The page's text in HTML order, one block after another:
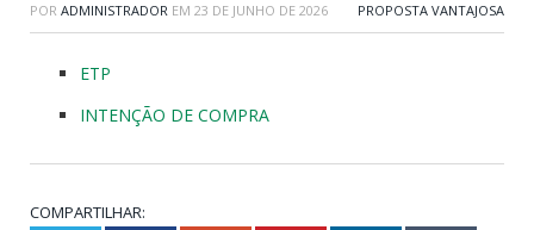
POR ADMINISTRADOR EM 23 DE JUNHO DE 2026 PROPOSTA VANTAJOSA
ETP
INTENÇÃO DE COMPRA
COMPARTILHAR: